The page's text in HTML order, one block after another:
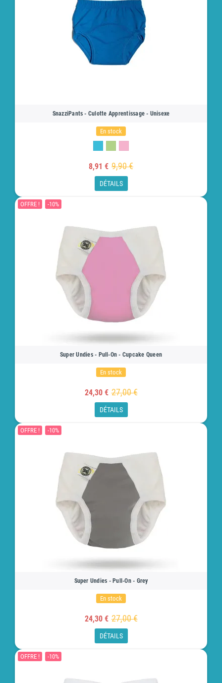
SnazziPants - Culotte Apprentissage - Unisexe
En stock
8,91 € 9,90 €
DÉTAILS
OFFRE ! -10%
Super Undies - Pull-On - Cupcake Queen
En stock
24,30 € 27,00 €
DÉTAILS
OFFRE ! -10%
Super Undies - Pull-On - Grey
En stock
24,30 € 27,00 €
DÉTAILS
OFFRE ! -10%